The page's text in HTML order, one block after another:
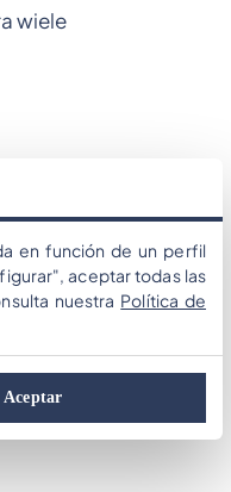
wiele
en función de un perfil
aceptar todas las
nuestra Política de
Aceptar